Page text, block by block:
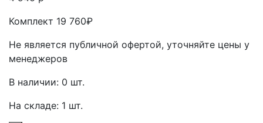
Комплект 19 760₽
Не является публичной офертой, уточняйте цены у
менеджеров
В наличии: 0 шт.
На складе: 1 шт.